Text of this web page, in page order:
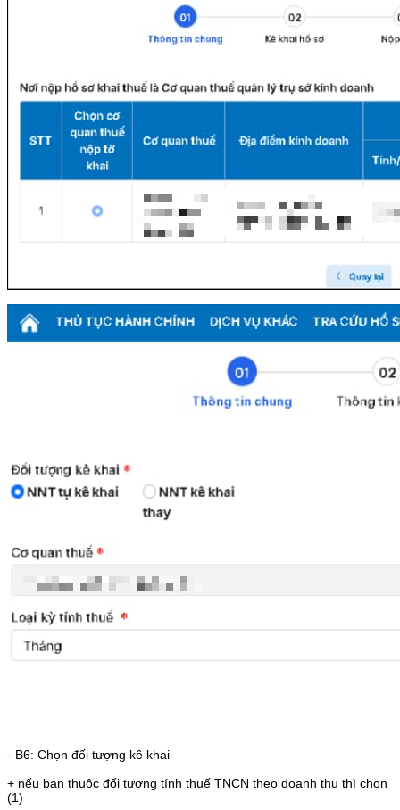
- B6: Chọn đối tượng kê khai
+ nếu bạn thuộc đối tượng tính thuế TNCN theo doanh thu thì chọn
(1)